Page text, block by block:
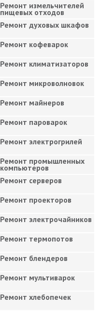
Ремонт измельчителей
пищевых отходов
Ремонт духовых шкафов
Ремонт кофеварок
Ремонт климатизаторов
Ремонт микроволновок
Ремонт майнеров
Ремонт пароварок
Ремонт электрогрилей
Ремонт промышленных
компьютеров
Ремонт серверов
Ремонт проекторов
Ремонт электрочайников
Ремонт термопотов
Ремонт блендеров
Ремонт мультиварок
Ремонт хлебопечек